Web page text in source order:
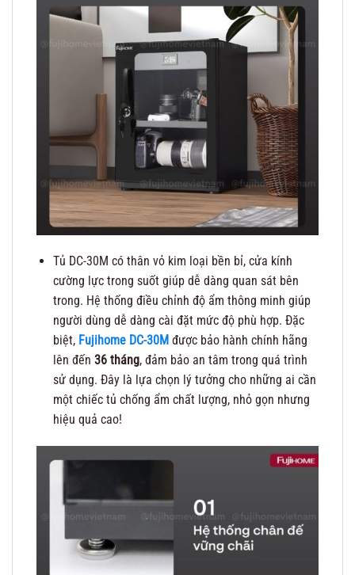
Tủ DC-30M có thân vỏ kim loại bền bỉ, cửa kính
cường lực trong suốt giúp dễ dàng quan sát bên
trong. Hệ thống điều chỉnh độ ẩm thông minh giúp
người dùng dễ dàng cài đặt mức độ phù hợp. Đặc
biệt, Fujihome DC-30M được bảo hành chính hãng
lên đến 36 tháng, đảm bảo an tâm trong quá trình
sử dụng. Đây là lựa chọn lý tưởng cho những ai cần
một chiếc tủ chống ẩm chất lượng, nhỏ gọn nhưng
hiệu quả cao!